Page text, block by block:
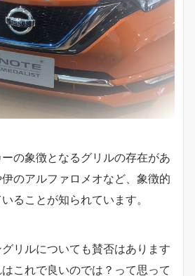
の象徴となるグリルの存在があ
のアルファロメオなど、象徴的
ることが知られています。
リルについても賛否はあります
これで良いのでは？って思って